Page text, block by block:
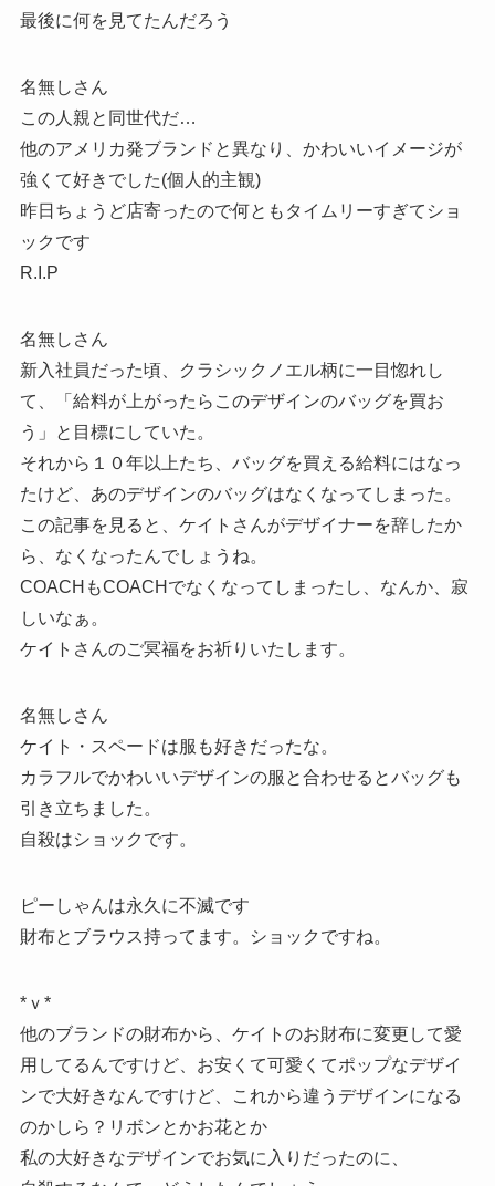
最後に何を見てたんだろう
名無しさん
この人親と同世代だ…
他のアメリカ発ブランドと異なり、かわいいイメージが
強くて好きでした(個人的主観)
昨日ちょうど店寄ったので何ともタイムリーすぎてショ
ックです
R.I.P
名無しさん
新入社員だった頃、クラシックノエル柄に一目惚れし
て、「給料が上がったらこのデザインのバッグを買お
う」と目標にしていた。
それから１０年以上たち、バッグを買える給料にはなっ
たけど、あのデザインのバッグはなくなってしまった。
この記事を見ると、ケイトさんがデザイナーを辞したか
ら、なくなったんでしょうね。
COACHもCOACHでなくなってしまったし、なんか、寂
しいなぁ。
ケイトさんのご冥福をお祈りいたします。
名無しさん
ケイト・スペードは服も好きだったな。
カラフルでかわいいデザインの服と合わせるとバッグも
引き立ちました。
自殺はショックです。
ピーしゃんは永久に不滅です
財布とブラウス持ってます。ショックですね。
*ｖ*
他のブランドの財布から、ケイトのお財布に変更して愛
用してるんですけど、お安くて可愛くてポップなデザイ
ンで大好きなんですけど、これから違うデザインになる
のかしら？リボンとかお花とか
私の大好きなデザインでお気に入りだったのに、